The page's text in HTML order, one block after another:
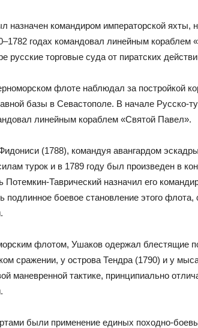
назначен командиром императорской яхты,
годах командовал линейным кораблем
русские торговые суда от пиратских
флоте наблюдал за постройкой
базы в Севастополе. В начале Русско-
линейным кораблем «Святой Павел».
(1788), командуя авангардом
турок и в 1789 году был произведен в
Потемкин-Таврический назначил его
подлинное боевое становление этого
флотом, Ушаков одержал блестящие
сражении, у острова Тендра (1790) и у
маневренной тактике, принципиально
были применение единых походно-